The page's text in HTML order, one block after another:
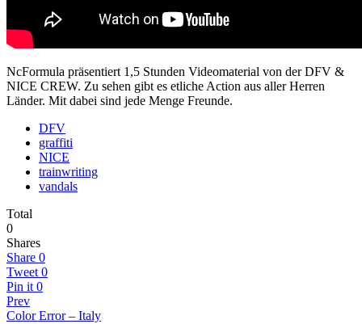
NcFormula präsentiert 1,5 Stunden Videomaterial von der DFV &
NICE CREW. Zu sehen gibt es etliche Action aus aller Herren
Länder. Mit dabei sind jede Menge Freunde.
DFV
graffiti
NICE
trainwriting
vandals
Total
0
Shares
Share 0
Tweet 0
Pin it 0
Prev
Color Error – Italy